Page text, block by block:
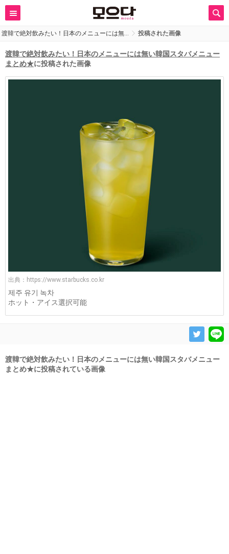
渡韓で絶対飲みたい！日本のメニューには無… 投稿された画像
渡韓で絶対飲みたい！日本のメニューには無い韓国スタバメニュー
まとめ★に投稿された画像
出典： https://www.starbucks.co.kr
제주 유기 녹차
ホット・アイス選択可能
渡韓で絶対飲みたい！日本のメニューには無い韓国スタバメニュー
まとめ★に投稿されている画像